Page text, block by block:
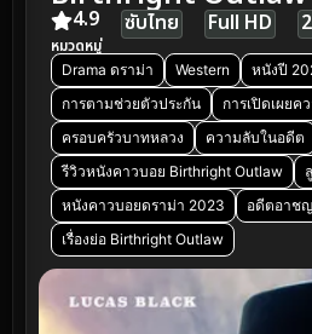
4.9 ซับไทย Full HD
หมวดหมู่
Drama ดราม่า Western หนังปี
การตามช่วยตัวประกัน
การเปิดเผยค
ครอบครัวบาทหลวง
ความลับในอดีต
รีวิวหนังคาวบอย Birthright Outlaw
หนังคาวบอยดราม่า 2023
อดีตอาช
เรื่องย่อ Birthright Outlaw